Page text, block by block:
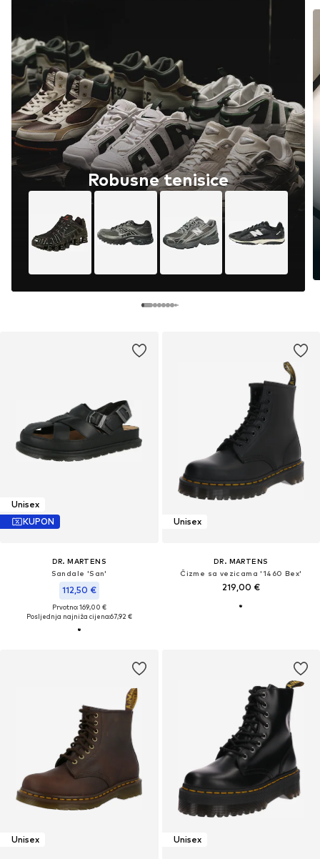
Robusne tenisice
Unisex
KUPON
DR. MARTENS
Sandale 'San'
112,50 €
Prvotno: 169,00 €
Posljednja najniža cijena:67,92 €
Unisex
DR. MARTENS
Čizme sa vezicama '1460 Bex'
219,00 €
Unisex Unisex